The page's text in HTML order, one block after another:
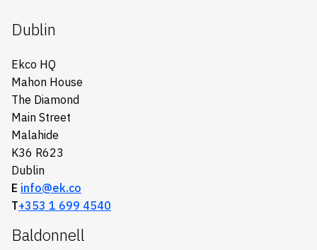
Dublin
Ekco HQ
Mahon House
The Diamond
Main Street
Malahide
K36 R623
Dublin
E info@ek.co
T+353 1 699 4540
Baldonnell